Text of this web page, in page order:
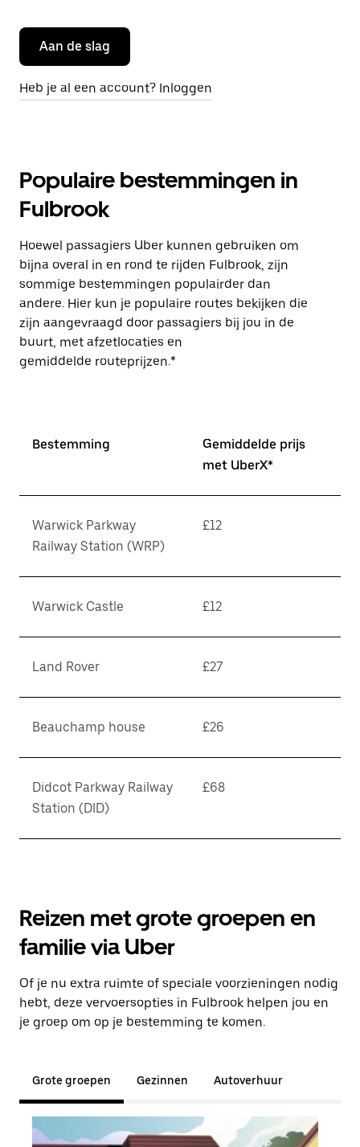
Aan de slag
Heb je al een account? Inloggen
Populaire bestemmingen in
Fulbrook
Hoewel passagiers Uber kunnen gebruiken om
bijna overal in en rond te rijden Fulbrook, zijn
sommige bestemmingen populairder dan
andere. Hier kun je populaire routes bekijken die
zijn aangevraagd door passagiers bij jou in de
buurt, met afzetlocaties en
gemiddelde routeprijzen.*
Bestemming
Gemiddelde prijs
met UberX*
Warwick Parkway
Railway Station (WRP)
£12
Warwick Castle £12
Land Rover £27
Beauchamp house £26
Didcot Parkway Railway
Station (DID)
£68
Reizen met grote groepen en
familie via Uber
Of je nu extra ruimte of speciale voorzieningen nodig
hebt, deze vervoersopties in Fulbrook helpen jou en
je groep om op je bestemming te komen.
Grote groepen Gezinnen Autoverhuur